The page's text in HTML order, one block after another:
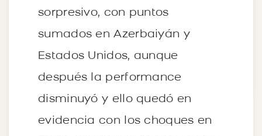
sorpresivo, con puntos
sumados en Azerbaiyán y
Estados Unidos, aunque
después la performance
disminuyó y ello quedó en
evidencia con los choques en